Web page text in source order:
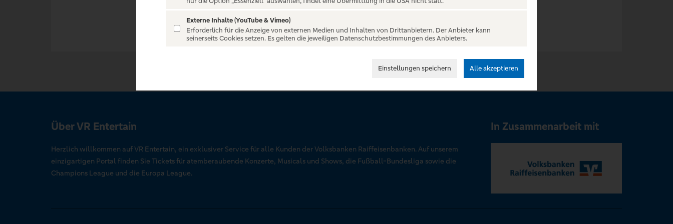
Über VR Entertain
Herzlich willkommen auf VR Entertain, ein exklusiver Service für alle Kunden der Volksbanken Raiffeisenbanken. Auf unserem
einzigartigen Portal finden Sie Tickets für atemberaubende Konzerte, Musicals und Shows, die Fußball-Bundesliga sowie die
Champions League und die Europa League.
In Zusammenarbeit mit
Externe Inhalte (YouTube & Vimeo)
Erforderlich für die Anzeige von externen Medien und Inhalten von Drittanbietern. Der Anbieter kann
seinerseits Cookies setzen. Es gelten die jeweiligen Datenschutzbestimmungen des Anbieters.
Einstellungen speichern Alle akzeptieren